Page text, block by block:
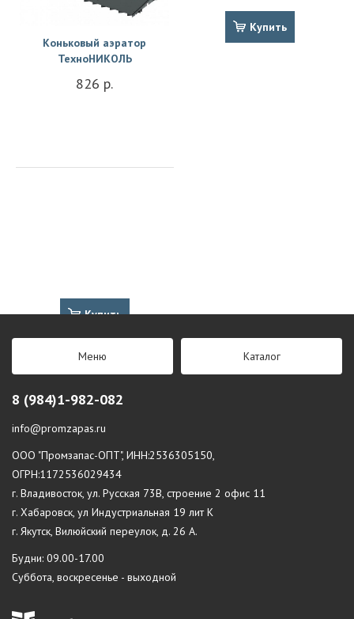
Купить
Коньковый аэратор
ТехноНИКОЛЬ
826 р.
Купить
Меню Каталог
8 (984)1-982-082
info@promzapas.ru
ООО "Промзапас-ОПТ", ИНН:2536305150,
ОГРН:1172536029434
г. Владивосток, ул. Русская 73В, строение 2 офис 11
г. Хабаровск, ул Индустриальная 19 лит К
г. Якутск, Вилюйский переулок, д. 26 А.
Будни: 09.00-17.00
Суббота, воскресенье - выходной